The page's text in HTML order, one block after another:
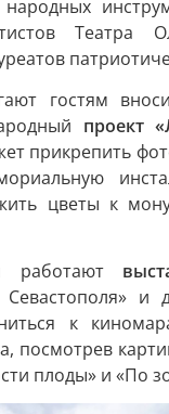
народных
Театра
гостям
проект
прикрепить
цветы к
работают
Севастополя» и
к
посмотрев
плоды» и «По